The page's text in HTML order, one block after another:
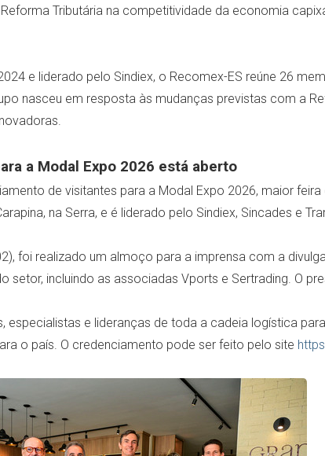
Tributária na competitividade da economia
e liderado pelo Sindiex, o Recomex-ES reúne 26
nasceu em resposta às mudanças previstas com a
a Modal Expo 2026 está aberto
de visitantes para a Modal Expo 2026, maior
na Serra, e é liderado pelo Sindiex, Sincades e
foi realizado um almoço para a imprensa com a
setor, incluindo as associadas Vports e Sertrading. O
especialistas e lideranças de toda a cadeia logística
o país. O credenciamento pode ser feito pelo site